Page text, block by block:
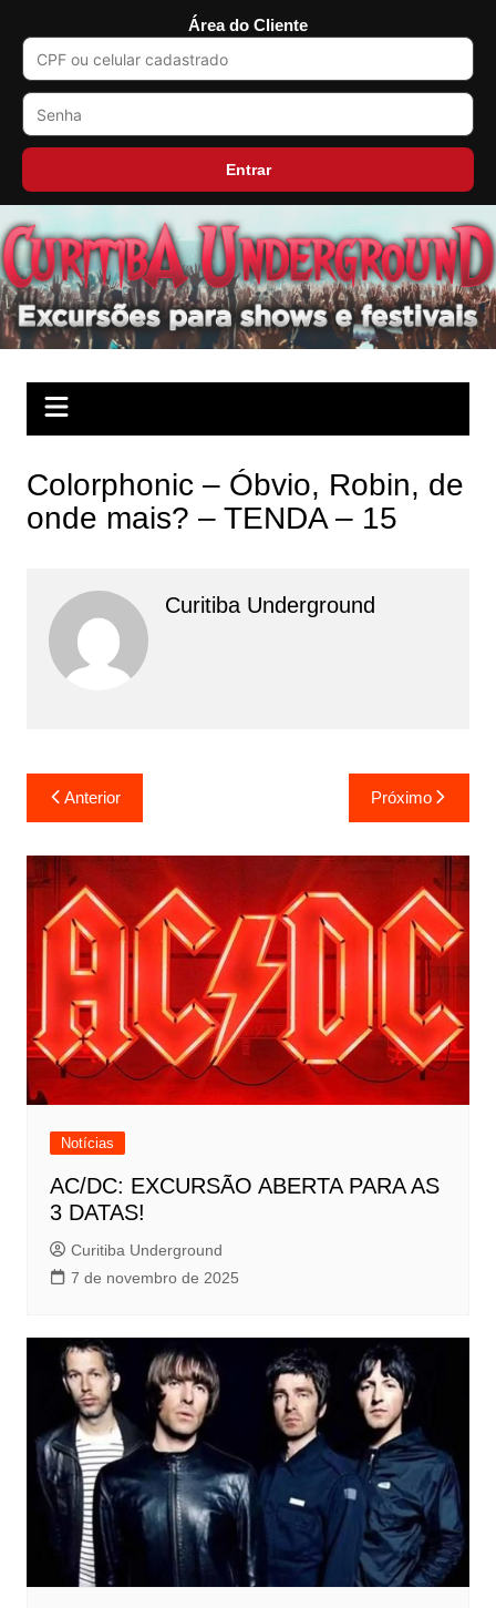
Área do Cliente
Entrar
para
o
conteúdo
Colorphonic – Óbvio, Robin, de
onde mais? – TENDA – 15
Curitiba Underground
Navegação
de
Post
Anterior Próximo
Notícias
AC/DC: EXCURSÃO ABERTA PARA AS
3 DATAS!
Curitiba Underground
7 de novembro de 2025